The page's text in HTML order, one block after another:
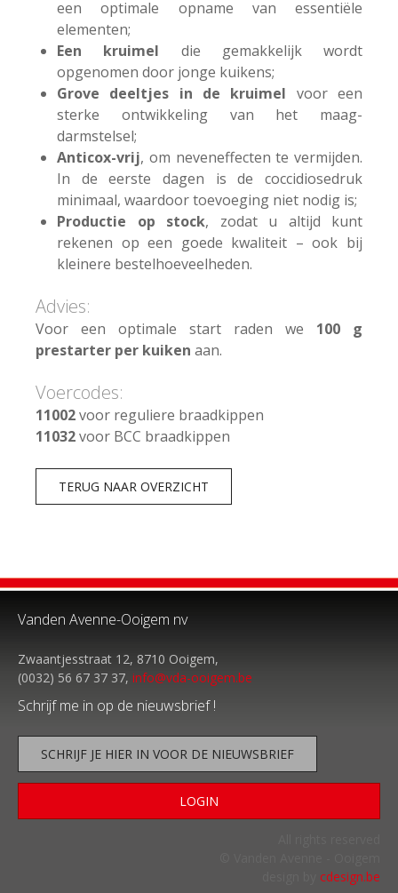
een optimale opname van essentiële
elementen;
Een kruimel die gemakkelijk wordt
opgenomen door jonge kuikens;
Grove deeltjes in de kruimel voor een
sterke ontwikkeling van het maag-
darmstelsel;
Anticox-vrij, om neveneffecten te vermijden.
In de eerste dagen is de coccidiosedruk
minimaal, waardoor toevoeging niet nodig is;
Productie op stock, zodat u altijd kunt
rekenen op een goede kwaliteit – ook bij
kleinere bestelhoeveelheden.
Advies:
Voor een optimale start raden we 100 g
prestarter per kuiken aan.
Voercodes:
11002voor reguliere braadkippen
11032voor BCC braadkippen
TERUG NAAR OVERZICHT
Vanden Avenne-Ooigem nv
Zwaantjesstraat 12, 8710 Ooigem,
(0032) 56 67 37 37, info@vda-ooigem.be
Schrijf me in op de nieuwsbrief !
SCHRIJF JE HIER IN VOOR DE NIEUWSBRIEF
LOGIN
cdesign.be